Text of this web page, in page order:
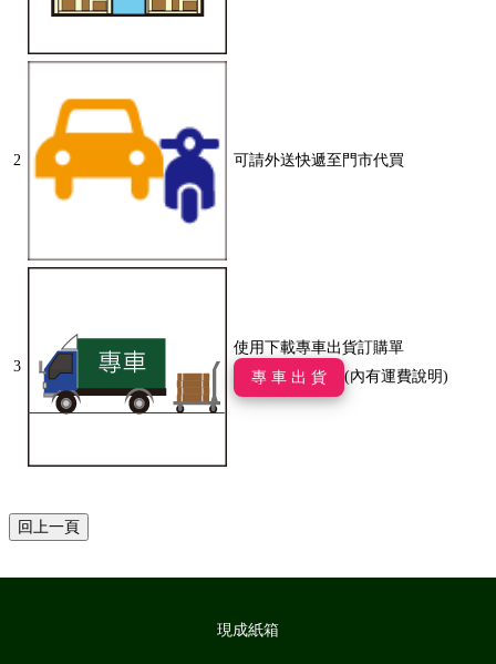
2 可請外送快遞至門市代買
3
使用下載專車出貨訂購單
專 車 出 貨
(內有運費說明)
現成紙箱